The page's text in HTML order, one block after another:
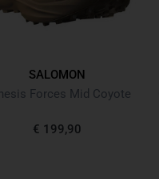
SALOMON
Forces Mid Coyote
€ 199,90